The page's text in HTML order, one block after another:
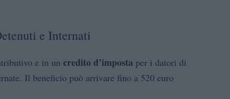
e Internati
e in un credito d’imposta per i datori di
Il beneficio può arrivare fino a 520 euro